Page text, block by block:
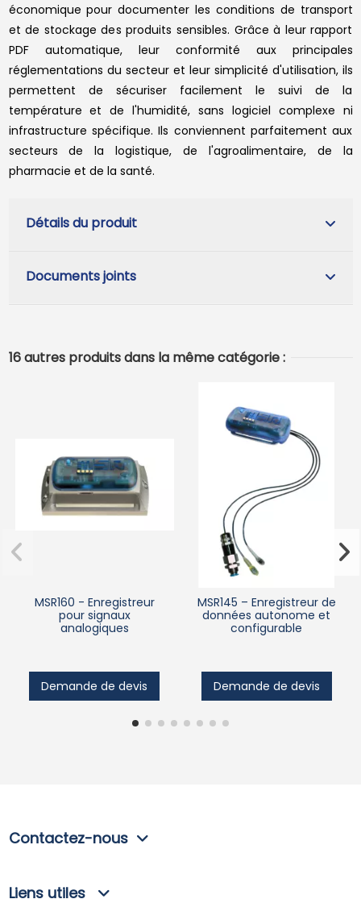
économique pour documenter les conditions de transport
et de stockage des produits sensibles. Grâce à leur rapport
PDF automatique, leur conformité aux principales
réglementations du secteur et leur simplicité d'utilisation, ils
permettent de sécuriser facilement le suivi de la
température et de l'humidité, sans logiciel complexe ni
infrastructure spécifique. Ils conviennent parfaitement aux
secteurs de la logistique, de l'agroalimentaire, de la
pharmacie et de la santé.
Détails du produit
Documents joints
16 autres produits dans la même catégorie :
MSR160 - Enregistreur
pour signaux
analogiques
Demande de devis
MSR145 – Enregistreur de
données autonome et
configurable
Demande de devis
Contactez-nous
Liens utiles